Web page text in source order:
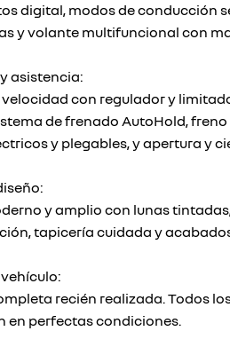
digital, modos de conducción
y volante multifuncional con
asistencia:
con regulador y
de frenado AutoHold,
y plegables, y apertura y
y amplio con lunas
tapicería cuidada y
recién realizada. Todos
en perfectas condiciones.